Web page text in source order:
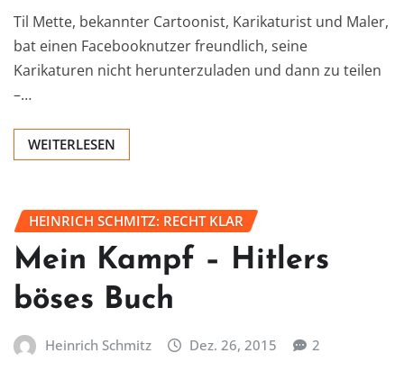
Til Mette, bekannter Cartoonist, Karikaturist und Maler,
bat einen Facebooknutzer freundlich, seine
Karikaturen nicht herunterzuladen und dann zu teilen
–…
WEITERLESEN
HEINRICH SCHMITZ: RECHT KLAR
Mein Kampf – Hitlers
böses Buch
Heinrich Schmitz Dez. 26, 2015 2